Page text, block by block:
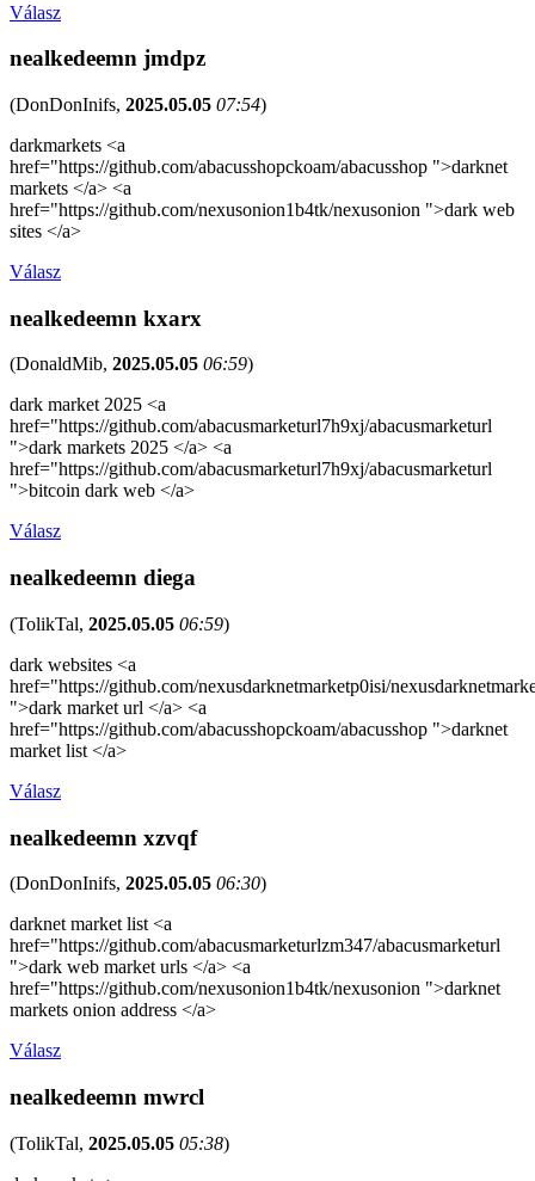
Válasz
nealkedeemn jmdpz
(DonDonInifs, 2025.05.05 07:54)
darkmarkets <a
href="https://github.com/abacusshopckoam/abacusshop ">darknet
markets </a> <a
href="https://github.com/nexusonion1b4tk/nexusonion ">dark web
sites </a>
Válasz
nealkedeemn kxarx
(DonaldMib, 2025.05.05 06:59)
dark market 2025 <a
href="https://github.com/abacusmarketurl7h9xj/abacusmarketurl
">dark markets 2025 </a> <a
href="https://github.com/abacusmarketurl7h9xj/abacusmarketurl
">bitcoin dark web </a>
Válasz
nealkedeemn diega
(TolikTal, 2025.05.05 06:59)
dark websites <a
href="https://github.com/nexusdarknetmarketp0isi/
">dark market url </a> <a
href="https://github.com/abacusshopckoam/abacusshop ">darknet
market list </a>
Válasz
nealkedeemn xzvqf
(DonDonInifs, 2025.05.05 06:30)
darknet market list <a
href="https://github.com/abacusmarketurlzm347/abacusmarketurl
">dark web market urls </a> <a
href="https://github.com/nexusonion1b4tk/nexusonion ">darknet
markets onion address </a>
Válasz
nealkedeemn mwrcl
(TolikTal, 2025.05.05 05:38)